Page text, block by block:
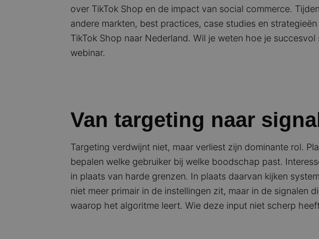
over TikTok Shop en de impact van social commerce.
andere markten, best practices, case studies en
TikTok Shop naar Nederland. Wil je weten hoe je
webinar.
Van targeting naar
Targeting verdwijnt niet, maar verliest zijn dominante rol.
bepalen welke gebruiker bij welke boodschap past.
in plaats van harde grenzen. In plaats daarvan kijken
niet meer primair in de instellingen zit, maar in de signalen
waarop het algoritme leert. Wie deze input niet scherp